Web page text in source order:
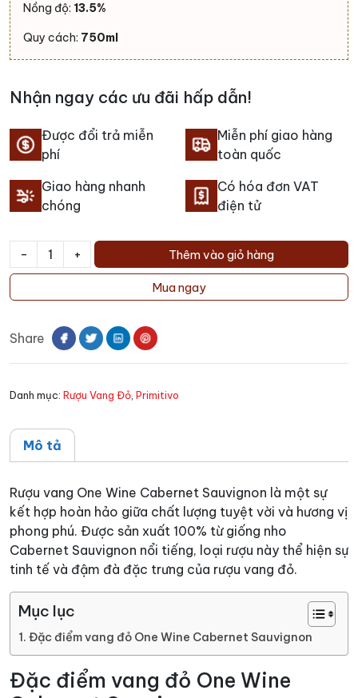
Nồng độ: 13.5%
Quy cách: 750ml
Nhận ngay các ưu đãi hấp dẫn!
Được đổi trả miễn
phí
Miễn phí giao hàng
toàn quốc
Giao hàng nhanh
chóng
Có hóa đơn VAT
điện tử
-
Rượu
One
Cabernet
lượng
+ Thêm vào giỏ hàng
Mua ngay
Share
Danh mục: Rượu Vang Đỏ, Primitivo
Mô tả
Rượu vang One Wine Cabernet Sauvignon là một sự
kết hợp hoàn hảo giữa chất lượng tuyệt vời và hương vị
phong phú. Được sản xuất 100% từ giống nho
Cabernet Sauvignon nổi tiếng, loại rượu này thể hiện sự
tinh tế và đậm đà đặc trưng của rượu vang đỏ.
Mục lục
Đặc điểm vang đỏ One Wine Cabernet Sauvignon
Đặc điểm vang đỏ One Wine